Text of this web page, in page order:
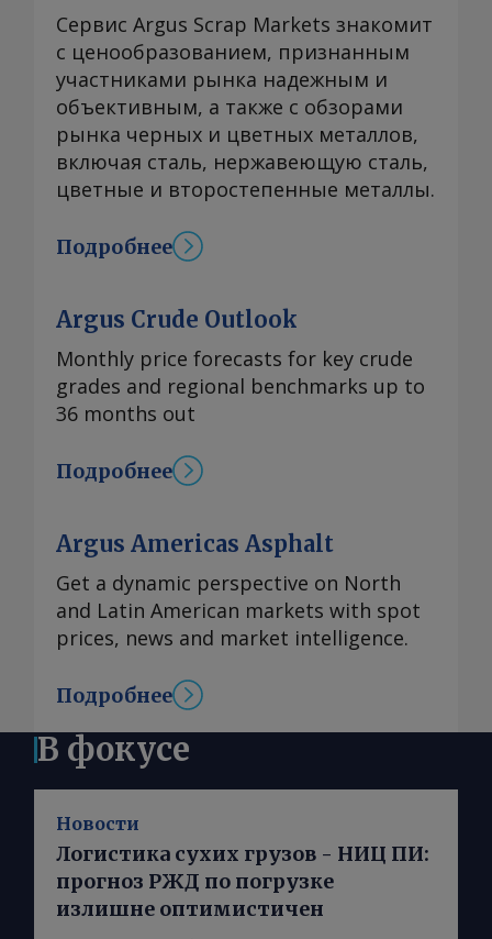
Сервис Argus Scrap Markets знакомит
с ценообразованием, признанным
участниками рынка надежным и
объективным, а также с обзорами
рынка черных и цветных металлов,
включая сталь, нержавеющую сталь,
цветные и второстепенные металлы.
Подробнее
Argus Crude Outlook
Monthly price forecasts for key crude
grades and regional benchmarks up to
36 months out
Подробнее
Argus Americas Asphalt
Get a dynamic perspective on North
and Latin American markets with spot
prices, news and market intelligence.
Подробнее
В фокусе
Новости
Логистика сухих грузов - НИЦ ПИ:
прогноз РЖД по погрузке
излишне оптимистичен